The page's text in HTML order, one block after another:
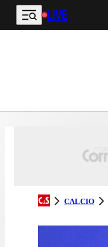
Vai al contenuto principale
LIVE
CALCIO